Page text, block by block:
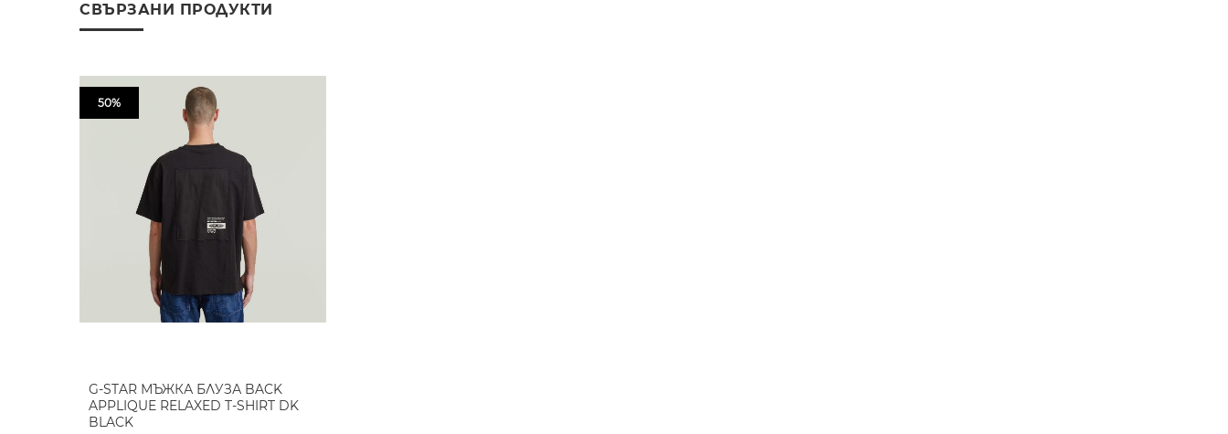
СВЪРЗАНИ ПРОДУКТИ
50%
G-STAR МЪЖКА БЛУЗА BACK
APPLIQUE RELAXED T-SHIRT DK
BLACK